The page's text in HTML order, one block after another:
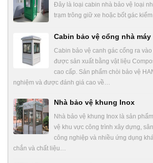
Đây là loại cabin nhà bảo vệ loại
trạm trông giữ xe hoặc bốt gác
Cabin bảo vệ cổng nhà máy
Cabin bảo vệ canh gác cổng ra
được sản xuất bằng vật liệu
cao cấp. Sản phẩm chòi bảo vệ
nghiệm và được đánh giá cao về…
Nhà bảo vệ khung Inox
Nhà bảo vệ khung Inox là sản
vệ khu vực công trình xây dựng,
công nghiệp và nhiều ứng dụng
chắn và chất liệu…